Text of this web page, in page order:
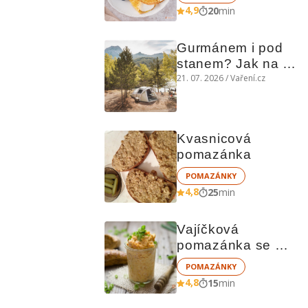
4,9 20min
Gurmánem i pod
stanem? Jak na
polní kuchyni a na
21. 07. 2026 / Vaření.cz
Kvasnicová
pomazánka
POMAZÁNKY
4,8 25min
Vajíčková
pomazánka se
zeleninou
POMAZÁNKY
4,8 15min